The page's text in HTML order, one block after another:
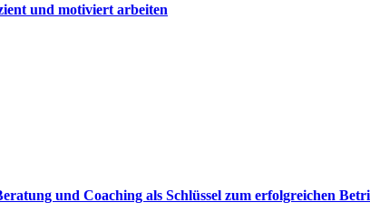
und motiviert arbeiten
und Coaching als Schlüssel zum erfolgreichen